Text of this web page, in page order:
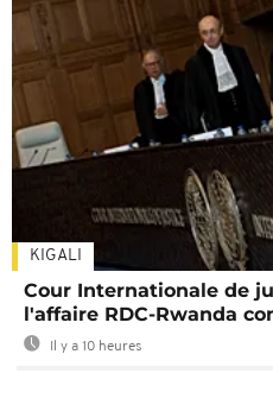
KIGALI
Cour Internationale de
l'affaire RDC-Rwanda
Il y a 10 heures